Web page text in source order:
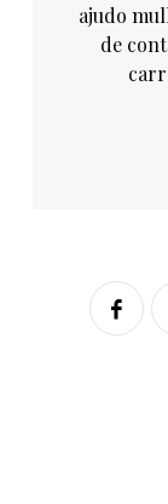
ajudo
de